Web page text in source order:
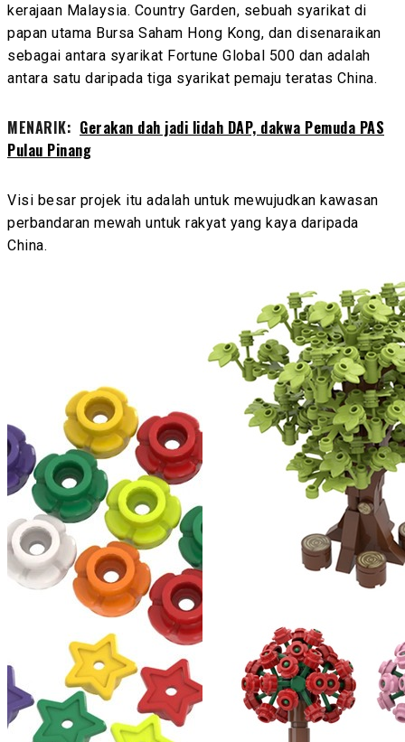
kerajaan Malaysia. Country Garden, sebuah syarikat di
papan utama Bursa Saham Hong Kong, dan disenaraikan
sebagai antara syarikat Fortune Global 500 dan adalah
antara satu daripada tiga syarikat pemaju teratas China.
MENARIK: Gerakan dah jadi lidah DAP, dakwa Pemuda PAS
Pulau Pinang
Visi besar projek itu adalah untuk mewujudkan kawasan
perbandaran mewah untuk rakyat yang kaya daripada
China.